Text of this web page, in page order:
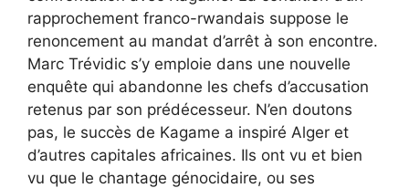
rapprochement franco-rwandais suppose le
renoncement au mandat d’arrêt à son encontre.
Marc Trévidic s’y emploie dans une nouvelle
enquête qui abandonne les chefs d’accusation
retenus par son prédécesseur. N’en doutons
pas, le succès de Kagame a inspiré Alger et
d’autres capitales africaines. Ils ont vu et bien
vu que le chantage génocidaire, ou ses